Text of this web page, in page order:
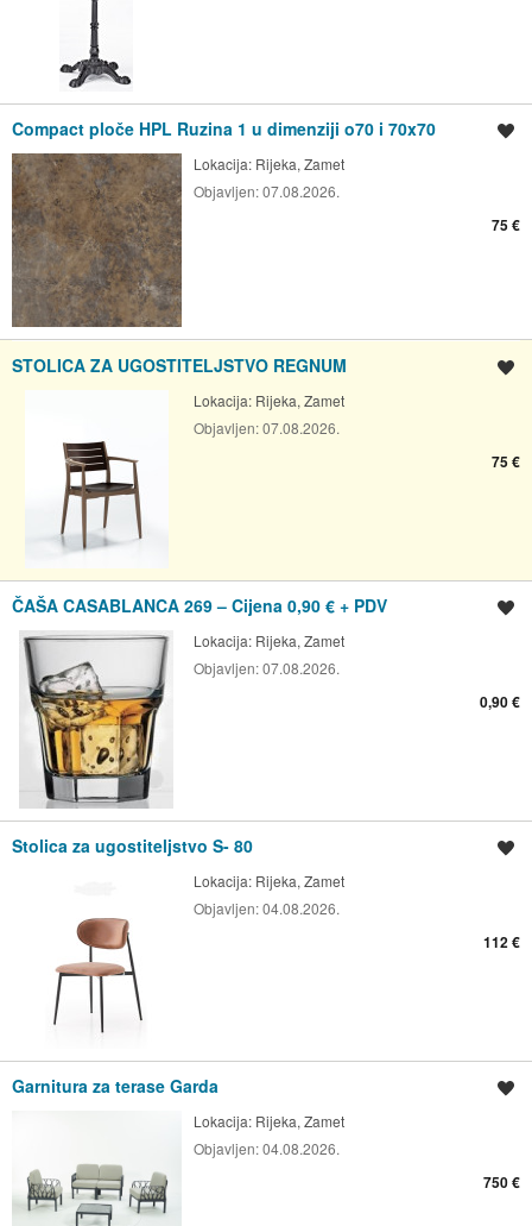
Compact ploče HPL Ruzina 1 u dimenziji o70 i 70x70
Lokacija: Rijeka, Zamet
Objavljen:07.08.2026.
75 €
STOLICA ZA UGOSTITELJSTVO REGNUM
Lokacija: Rijeka, Zamet
Objavljen:07.08.2026.
75 €
ČAŠA CASABLANCA 269 – Cijena 0,90 € + PDV
Lokacija: Rijeka, Zamet
Objavljen:07.08.2026.
0,90 €
Stolica za ugostiteljstvo S- 80
Lokacija: Rijeka, Zamet
Objavljen:04.08.2026.
112 €
Garnitura za terase Garda
Lokacija: Rijeka, Zamet
Objavljen:04.08.2026.
750 €